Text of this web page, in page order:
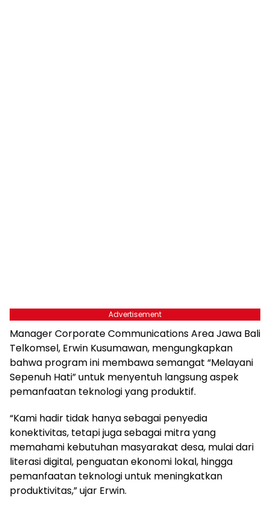
Advertisement
Manager Corporate Communications Area Jawa Bali
Telkomsel, Erwin Kusumawan, mengungkapkan
bahwa program ini membawa semangat “Melayani
Sepenuh Hati” untuk menyentuh langsung aspek
pemanfaatan teknologi yang produktif.
“Kami hadir tidak hanya sebagai penyedia
konektivitas, tetapi juga sebagai mitra yang
memahami kebutuhan masyarakat desa, mulai dari
literasi digital, penguatan ekonomi lokal, hingga
pemanfaatan teknologi untuk meningkatkan
produktivitas,” ujar Erwin.